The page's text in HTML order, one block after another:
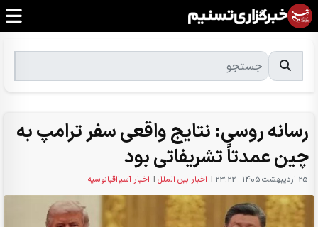
رسانه روسی: نتایج واقعی سفر ترامپ به
چین عمدتاً تشریفاتی بود
25 ارديبهشت 1405 - 23:22 | اخبار بین الملل | اخبار آسیااقیانوسیه